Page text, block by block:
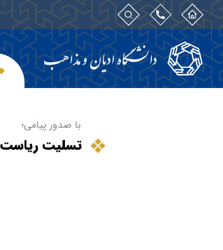
با صدور پیامی؛
تسلیت ریاست